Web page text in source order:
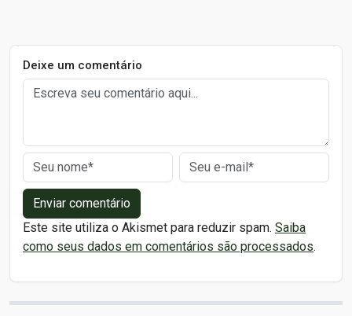
Deixe um comentário
Enviar comentário
Este site utiliza o Akismet para reduzir spam. Saiba
como seus dados em comentários são processados.